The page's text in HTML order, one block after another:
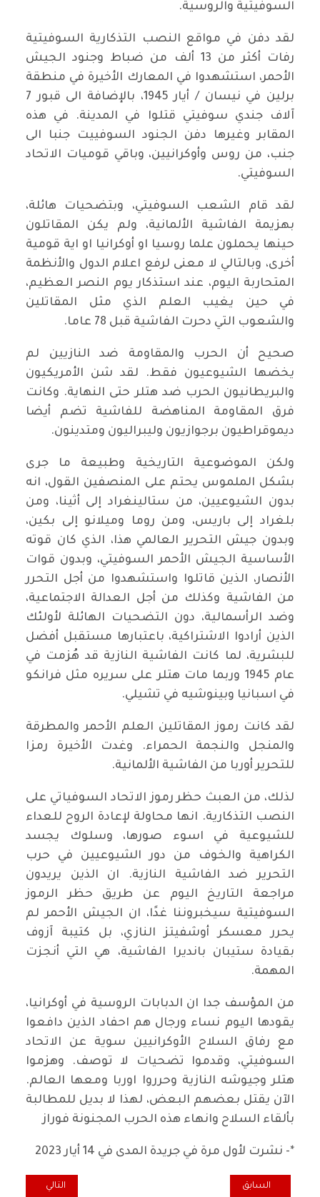
السوفيتية والروسية.
لقد دفن في مواقع النصب التذكارية السوفيتية
رفات أكثر من 13 ألف من ضباط وجنود الجيش
الأحمر، استشهدوا في المعارك الأخيرة في منطقة
برلين في نيسان / أيار 1945، بالإضافة الى قبور 7
آلاف جندي سوفيتي قتلوا في المدينة. في هذه
المقابر وغيرها دفن الجنود السوفييت جنبا الى
جنب، من روس وأوكرانيين، وباقي قوميات الاتحاد
السوفيتي.
لقد قام الشعب السوفيتي، وبتضحيات هائلة،
بهزيمة الفاشية الألمانية، ولم يكن المقاتلون
حينها يحملون علما روسيا او أوكرانيا او اية قومية
أخرى، وبالتالي لا معنى لرفع اعلام الدول والأنظمة
المتحاربة اليوم، عند استذكار يوم النصر العظيم،
في حين يغيب العلم الذي مثل المقاتلين
والشعوب التي دحرت الفاشية قبل 78 عاما.
صحيح أن الحرب والمقاومة ضد النازيين لم
يخضها الشيوعيون فقط. لقد شن الأمريكيون
والبريطانيون الحرب ضد هتلر حتى النهاية. وكانت
فرق المقاومة المناهضة للفاشية تضم أيضا
ديموقراطيون برجوازيون وليبراليون ومتدينون.
ولكن الموضوعية التاريخية وطبيعة ما جرى
بشكل الملموس يحتم على المنصفين القول، انه
بدون الشيوعيين، من ستالينغراد إلى أثينا، ومن
بلغراد إلى باريس، ومن روما وميلانو إلى بكين،
وبدون جيش التحرير العالمي هذا، الذي كان قوته
الأساسية الجيش الأحمر السوفيتي، وبدون قوات
الأنصار، الذين قاتلوا واستشهدوا من أجل التحرر
من الفاشية وكذلك من أجل العدالة الاجتماعية،
وضد الرأسمالية، دون التضحيات الهائلة لأولئك
الذين أرادوا الاشتراكية، باعتبارها مستقبل أفضل
للبشرية، لما كانت الفاشية النازية قد هُزمت في
عام 1945 وربما مات هتلر على سريره مثل فرانكو
في اسبانيا وبينوشيه في تشيلي.
لقد كانت رموز المقاتلين العلم الأحمر والمطرقة
والمنجل والنجمة الحمراء. وغدت الأخيرة رمزا
للتحرير أوربا من الفاشية الألمانية.
لذلك، من العبث حظر رموز الاتحاد السوفياتي على
النصب التذكارية. انها محاولة لإعادة الروح للعداء
للشيوعية في اسوء صورها، وسلوك يجسد
الكراهية والخوف من دور الشيوعيين في حرب
التحرير ضد الفاشية النازية. ان الذين يريدون
مراجعة التاريخ اليوم عن طريق حظر الرموز
السوفيتية سيخبروننا غدًا، ان الجيش الأحمر لم
يحرر معسكر أوشفيتز النازي، بل كتيبة آزوف
بقيادة ستيبان بانديرا الفاشية، هي التي أنجزت
المهمة.
من المؤسف جدا ان الدبابات الروسية في أوكرانيا،
يقودها اليوم نساء ورجال هم احفاد الذين دافعوا
مع رفاق السلاح الأوكرانيين سوية عن الاتحاد
السوفيتي، وقدموا تضحيات لا توصف. وهزموا
هتلر وجيوشه النازية وحرروا اوربا ومعها العالم.
الآن يقتل بعضهم البعض، لهذا لا بديل للمطالبة
بألقاء السلاح وانهاء هذه الحرب المجنونة فوراز
*- نشرت لأول مرة في جريدة المدى في 14 أيار 2023
المقال السابق: بيان من هيئة المتابعة لتنسيقيات التيار الديمقراطي
السابق المقال التالي:
التالي